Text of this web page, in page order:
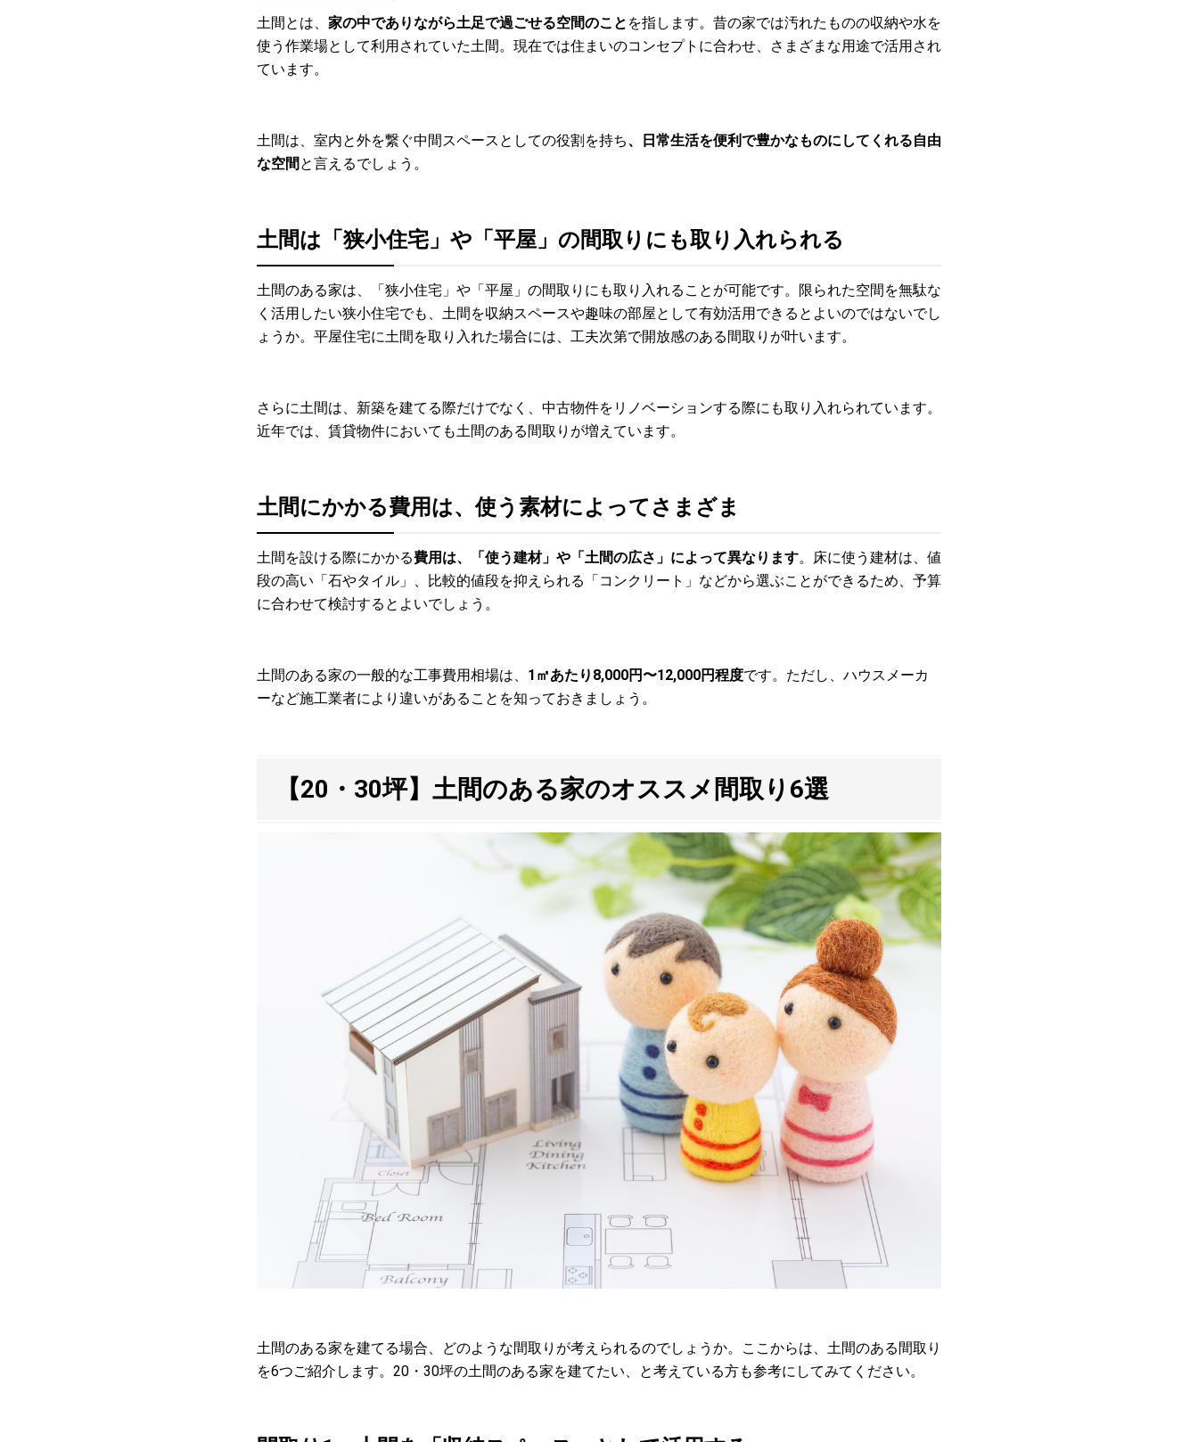
土間とは、 家の中でありながら土足で過ごせる空間のこと を指します。昔の家では汚れたものの収納や水を
使う作業場として利用されていた土間。現在では住まいのコンセプトに合わせ、さまざまな用途で活用され
ています。
土間は、室内と外を繋ぐ中間スペースとしての役割を持ち、日常生活を便利で豊かなものにしてくれる自由
な空間 と言えるでしょう。
土間は「狭小住宅」や「平屋」の間取りにも取り入れられる
土間のある家は、「狭小住宅」や「平屋」の間取りにも取り入れることが可能です。限られた空間を無駄な
く活用したい狭小住宅でも、土間を収納スペースや趣味の部屋として有効活用できるとよいのではないでし
ょうか。平屋住宅に土間を取り入れた場合には、工夫次第で開放感のある間取りが叶います。
さらに土間は、新築を建てる際だけでなく、中古物件をリノベーションする際にも取り入れられています。
近年では、賃貸物件においても土間のある間取りが増えています。
土間にかかる費用は、使う素材によってさまざま
土間を設ける際にかかる費用は、「使う建材」や「土間の広さ」によって異なります。床に使う建材は、値
段の高い「石やタイル」、比較的値段を抑えられる「コンクリート」などから選ぶことができるため、予算
に合わせて検討するとよいでしょう。
土間のある家の一般的な工事費用相場は、 1㎡あたり8,000円〜12,000円程度です。ただし、ハウスメーカ
ーなど施工業者により違いがあることを知っておきましょう。
【20・30坪】土間のある家のオススメ間取り6選
土間のある家を建てる場合、どのような間取りが考えられるのでしょうか。ここからは、土間のある間取り
を6つご紹介します。20・30坪の土間のある家を建てたい、と考えている方も参考にしてみてください。